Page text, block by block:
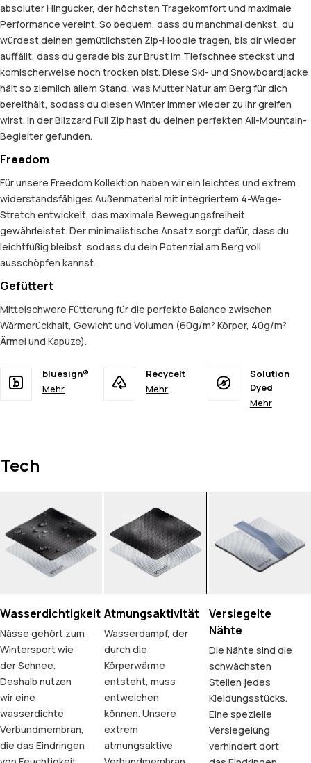
absoluter Hingucker, der höchsten Tragekomfort und maximale
Performance vereint. So bequem, dass du manchmal denkst, du
würdest deinen gemütlichsten Zip-Hoodie tragen, bis dir wieder
auffällt, dass du gerade bis zur Brust im Tiefschnee steckst und
komischerweise noch trocken bist. Diese Ski- und Snowboardjacke
hält so ziemlich allem Stand, was Mutter Natur am Berg für dich
bereithält, sodass du diesen Winter immer wieder zu ihr greifen
wirst. In der Blizzard Full Zip hast du deinen perfekten All-Mountain-
Begleiter gefunden.
Freedom
Für unsere Freedom Kollektion haben wir ein leichtes und extrem
widerstandsfähiges Außenmaterial mit integriertem 4-Wege-
Stretch entwickelt, das maximale Bewegungsfreiheit
gewährleistet. Der minimalistische Ansatz sorgt dafür, dass du
leichtfüßig bleibst, sodass du dein Potenzial am Berg voll
ausschöpfen kannst.
Gefüttert
Mittelschwere Fütterung für die perfekte Balance zwischen
Wärmerückhalt, Gewicht und Volumen (60g/m² Körper, 40g/m²
Ärmel und Kapuze).
bluesign®
Mehr
Recycelt
Mehr
Solution
Dyed
Mehr
Tech
Wasserdichtigkeit
Nässe gehört zum
Wintersport wie
der Schnee.
Deshalb nutzen
wir eine
wasserdichte
Verbundmembran,
die das Eindringen
Atmungsaktivität
Wasserdampf, der
durch die
Körperwärme
entsteht, muss
entweichen
können. Unsere
extrem
atmungsaktive
Versiegelte
Nähte
Die Nähte sind die
schwächsten
Stellen jedes
Kleidungsstücks.
Eine spezielle
Versiegelung
verhindert dort